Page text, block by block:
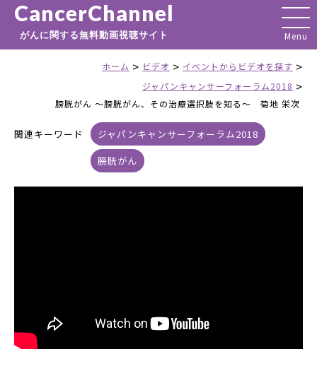
CancerChannel
がんに関する無料動画視聴サイト
ホーム > ビデオ > イベントからビデオを探す >
ジャパンキャンサーフォーラム2018 >
膀胱がん ～膀胱がん、その治療選択肢を知る～ 菊地 栄次
関連キーワード
ジャパンキャンサーフォーラム2018
膀胱がん